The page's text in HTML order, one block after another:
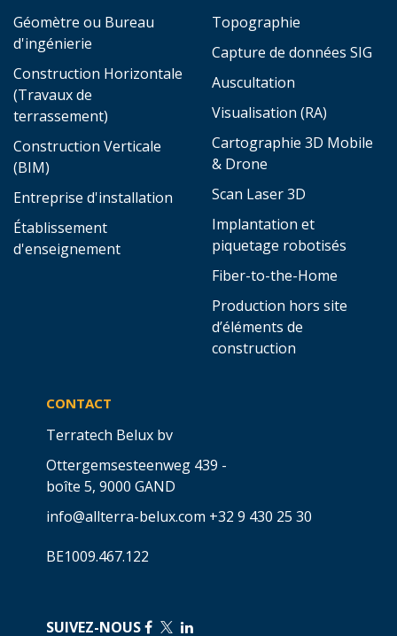
Géomètre ou Bureau
d'ingénierie
Construction Horizontale
(Travaux de
terrassement)
Construction Verticale
(BIM)
Entreprise d'installation
Établissement
d'enseignement
Topographie
Capture de données SIG
Auscultation
Visualisation (RA)
Cartographie 3D Mobile
& Drone
Scan Laser 3D
Implantation et
piquetage robotisés
Fiber-to-the-Home
Production hors site
d’éléments de
construction
CONTACT
Terratech Belux bv
Ottergemsesteenweg 439 -
boîte 5,9000 GAND
info@allterra-belux.com +32 9 430 25 30
BE1009.467.122
SUIVEZ-NOUS